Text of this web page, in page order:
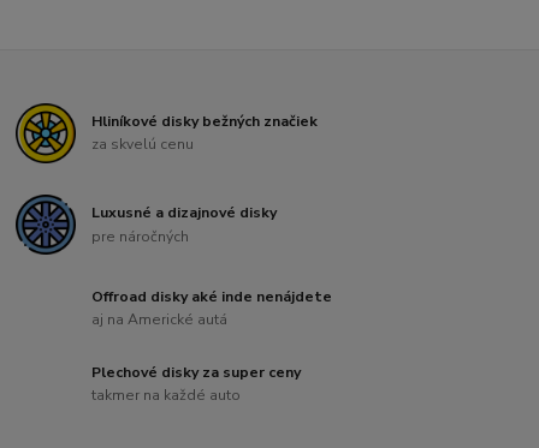
Hliníkové disky bežných značiek
za skvelú cenu
Luxusné a dizajnové disky
pre náročných
Offroad disky aké inde nenájdete
aj na Americké autá
Plechové disky za super ceny
takmer na každé auto